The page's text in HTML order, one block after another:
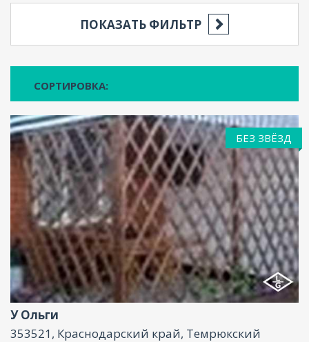
ПОКАЗАТЬ ФИЛЬТР
СОРТИРОВКА:
Услуги няни , Размещение с животными, Бассейн,
Парковка, Интернет
БЕЗ ЗВЁЗД
У Ольги
353521, Краснодарский край, Темрюкский